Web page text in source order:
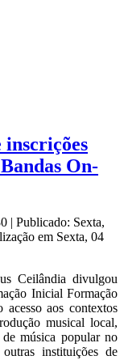
On-
| Publicado: Sexta,
em Sexta, 04
Ceilândia divulgou
Inicial Formação
aos contextos
musical local,
música popular no
instituições de